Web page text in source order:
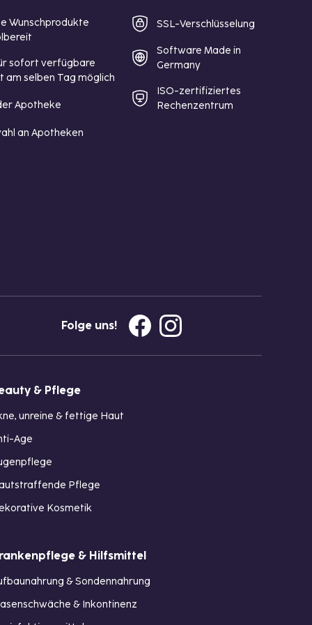
Wunschprodukte
sofort verfügbare
am selben Tag möglich
Apotheke
an Apotheken
SSL-Verschlüsselung
Software Made in
Germany
ISO-zertifiziertes
Rechenzentrum
Folge uns!
& Pflege
unreine & fettige Haut
Age
Pflege
Kosmetik
& Hilfsmittel
& Sondennahrung
& Inkontinenz